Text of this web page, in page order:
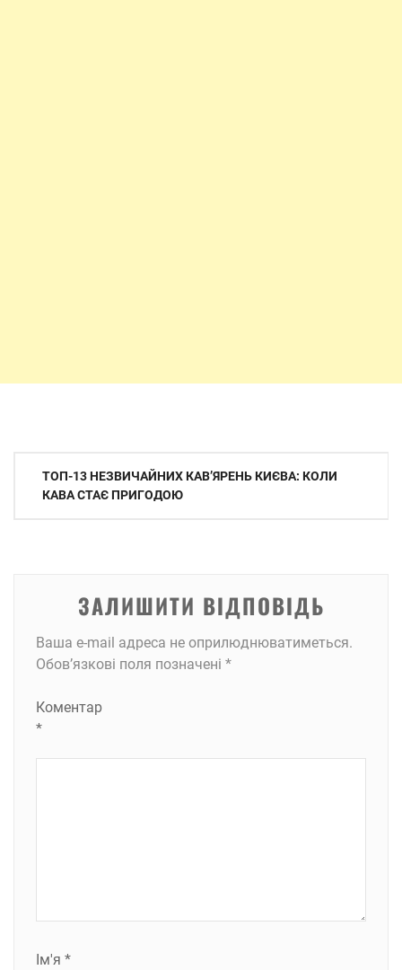
Навігація
записів
ТОП-13 НЕЗВИЧАЙНИХ КАВ’ЯРЕНЬ КИЄВА: КОЛИ
КАВА СТАЄ ПРИГОДОЮ
ЗАЛИШИТИ ВІДПОВІДЬ
Ваша e-mail адреса не оприлюднюватиметься.
Обов’язкові поля позначені *
Коментар
*
Ім'я *